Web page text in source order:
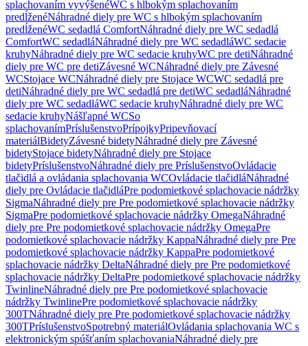
splachovaním vyvýšenéWC s hlbokým splachovaním
predĺženéNáhradné diely pre WC s hlbokým splachovaním
predĺženéWC sedadlá ComfortNáhradné diely pre WC sedadlá
ComfortWC sedadláNáhradné diely pre WC sedadláWC sedacie
kruhyNáhradné diely pre WC sedacie kruhyWC pre detiNáhradné
diely pre WC pre detiZávesné WCNáhradné diely pre Závesné
WCStojace WCNáhradné diely pre Stojace WCWC sedadlá pre
detiNáhradné diely pre WC sedadlá pre detiWC sedadláNáhradné
diely pre WC sedadláWC sedacie kruhyNáhradné diely pre WC
sedacie kruhyNášľapné WCSo
splachovanímPríslušenstvoPrípojkyPripevňovací
materiálBidetyZávesné bidetyNáhradné diely pre Závesné
bidetyStojace bidetyNáhradné diely pre Stojace
bidetyPríslušenstvoNáhradné diely pre PríslušenstvoOvládacie
tlačidlá a ovládania splachovania WCOvládacie tlačidláNáhradné
diely pre Ovládacie tlačidláPre podomietkové splachovacie nádržky
SigmaNáhradné diely pre Pre podomietkové splachovacie nádržky
SigmaPre podomietkové splachovacie nádržky OmegaNáhradné
diely pre Pre podomietkové splachovacie nádržky OmegaPre
podomietkové splachovacie nádržky KappaNáhradné diely pre Pre
podomietkové splachovacie nádržky KappaPre podomietkové
splachovacie nádržky DeltaNáhradné diely pre Pre podomietkové
splachovacie nádržky DeltaPre podomietkové splachovacie nádržky
TwinlineNáhradné diely pre Pre podomietkové splachovacie
nádržky TwinlinePre podomietkové splachovacie nádržky
300TNáhradné diely pre Pre podomietkové splachovacie nádržky
300TPríslušenstvoSpotrebný materiálOvládania splachovania WC s
elektronickým spúšťaním splachovaniaNáhradné diely pre